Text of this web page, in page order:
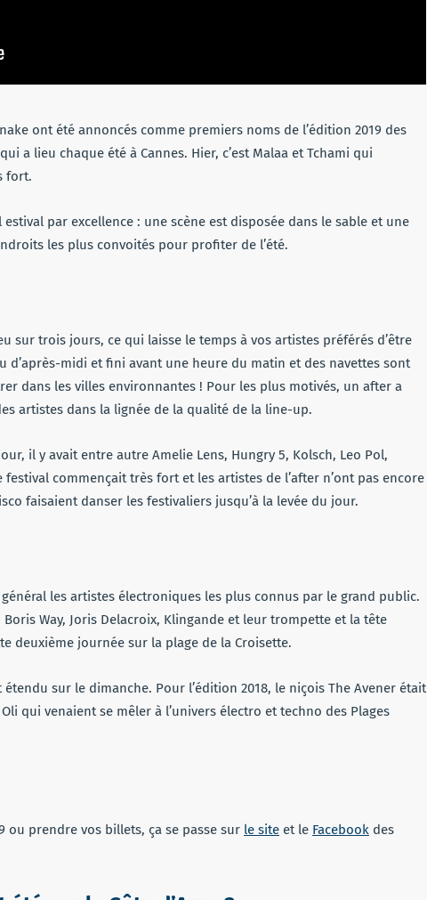
ont été annoncés comme premiers noms de l’édition 2019 des
a lieu chaque été à Cannes. Hier, c’est Malaa et Tchami qui
fort.
estival par excellence : une scène est disposée dans le sable et une
les plus convoités pour profiter de l’été.
sur trois jours, ce qui laisse le temps à vos artistes préférés d’être
d’après-midi et fini avant une heure du matin et des navettes sont
dans les villes environnantes ! Pour les plus motivés, un after a
artistes dans la lignée de la qualité de la line-up.
il y avait entre autre Amelie Lens, Hungry 5, Kolsch, Leo Pol,
commençait très fort et les artistes de l’after n’ont pas encore
faisaient danser les festivaliers jusqu’à la levée du jour.
les artistes électroniques les plus connus par le grand public.
Way, Joris Delacroix, Klingande et leur trompette et la tête
deuxième journée sur la plage de la Croisette.
étendu sur le dimanche. Pour l’édition 2018, le niçois The Avener était
qui venaient se mêler à l’univers électro et techno des Plages
ou prendre vos billets, ça se passe sur le site et le Facebook des